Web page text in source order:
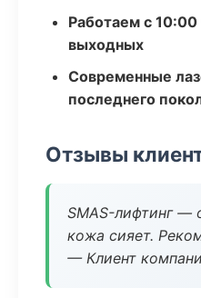
Работаем с
выходных
Современные
последнего
Отзывы
SMAS-лифтинг —
кожа сияет.
— Клиент